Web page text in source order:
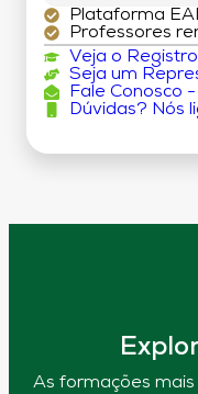
Plataforma
Professores
Veja o
Seja um
Fale Conosco
Dúvidas? Nós
As formações